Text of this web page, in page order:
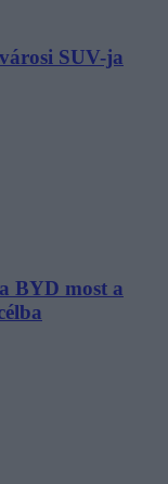
SUV-ja
BYD most a